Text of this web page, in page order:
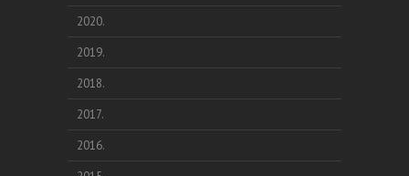
2020.
2019.
2018.
2017.
2016.